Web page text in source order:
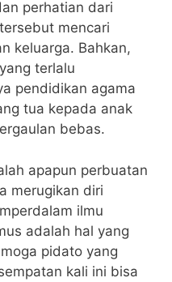
perhatian dari
mencari
keluarga. Bahkan,
terlalu
pendidikan agama
tua kepada anak
bebas.
apapun perbuatan
merugikan diri
ilmu
adalah hal yang
pidato yang
kali ini bisa